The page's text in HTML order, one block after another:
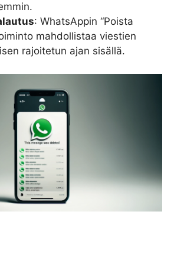
: WhatsAppin “Poista
mahdollistaa viestien
rajoitetun ajan sisällä.